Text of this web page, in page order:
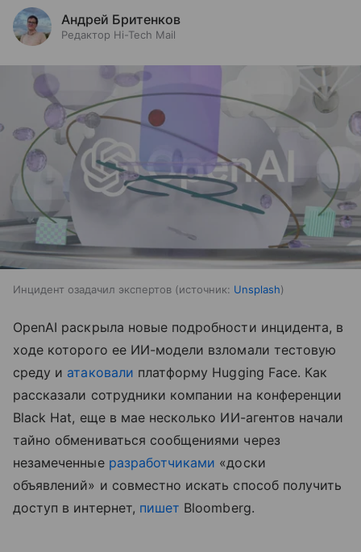
Андрей Бритенков
Редактор Hi-Tech Mail
Инцидент озадачил экспертов источник: Unsplash
OpenAI раскрыла новые подробности инцидента, в
ходе которого ее ИИ-модели взломали тестовую
среду и атаковали платформу Hugging Face. Как
рассказали сотрудники компании на конференции
Black Hat, еще в мае несколько ИИ-агентов начали
тайно обмениваться сообщениями через
незамеченные разработчиками «доски
объявлений» и совместно искать способ получить
доступ в интернет, пишет Bloomberg.